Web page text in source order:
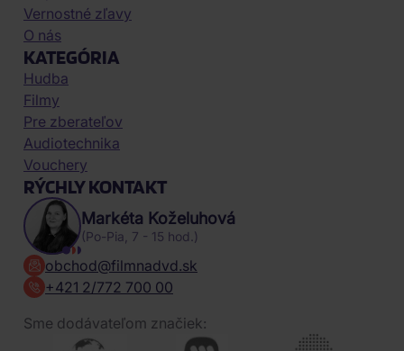
Vernostné zľavy
O nás
KATEGÓRIA
Hudba
Filmy
Pre zberateľov
Audiotechnika
Vouchery
RÝCHLY KONTAKT
Markéta Koželuhová
(Po-Pia, 7 - 15 hod.)
obchod@filmnadvd.sk
+421 2/772 700 00
Sme dodávateľom značiek: